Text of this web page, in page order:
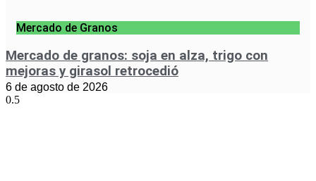
Mercado de Granos
Mercado de granos: soja en alza, trigo con
mejoras y girasol retrocedió
6 de agosto de 2026